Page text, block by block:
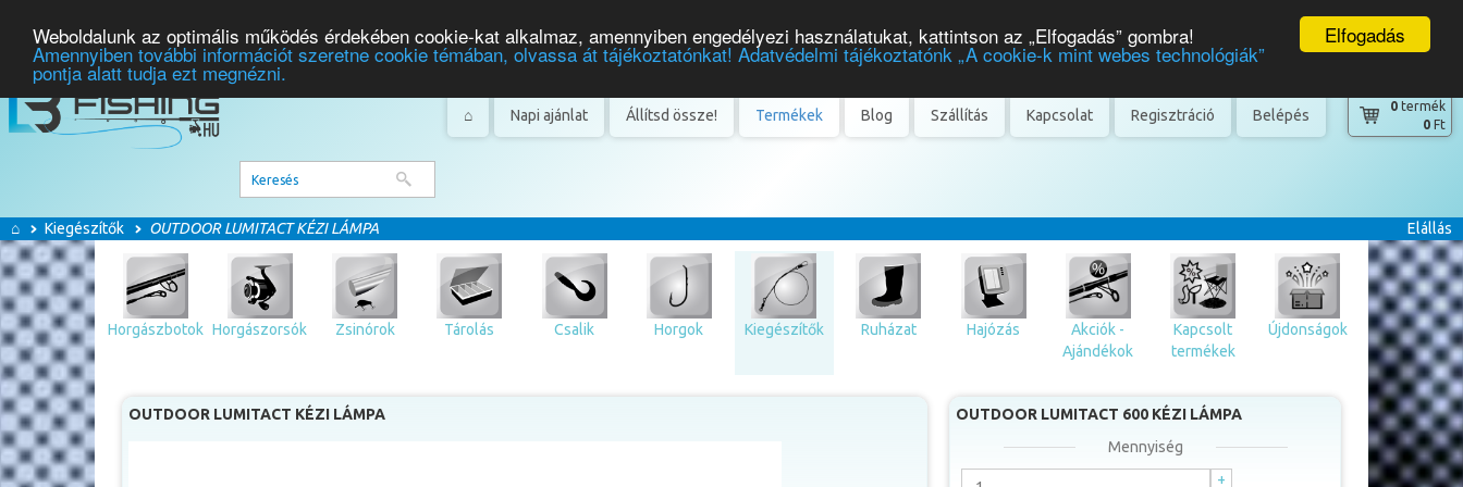
Elfogadás
Weboldalunk az optimális működés érdekében cookie-kat alkalmaz, amennyiben engedélyezi használatukat, kattintson az „Elfogadás” gombra!
Amennyiben további információt szeretne cookie témában, olvassa át tájékoztatónkat! Adatvédelmi tájékoztatónk „A cookie-k mint webes technológiák”
pontja alatt tudja ezt megnézni.
0 termék
0 Ft
⌂ Napi ajánlat Állítsd össze! Termékek Blog Szállítás Kapcsolat Regisztráció Belépés
Elállás
⌂ Kiegészítők OUTDOOR LUMITACT KÉZI LÁMPA
Horgászbotok Horgászorsók Zsinórok Tárolás Csalik Horgok Kiegészítők Ruházat Hajózás
Akciók -
Ajándékok
Kapcsolt
termékek
Újdonságok
OUTDOOR LUMITACT KÉZI LÁMPA
OUTDOOR LUMITACT 600 KÉZI LÁMPA
Mennyiség
+